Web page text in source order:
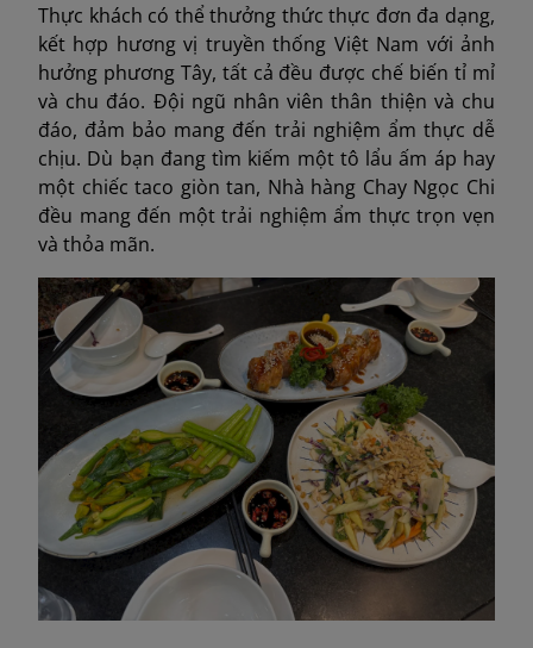
Thực khách có thể thưởng thức thực đơn đa dạng,
kết hợp hương vị truyền thống Việt Nam với ảnh
hưởng phương Tây, tất cả đều được chế biến tỉ mỉ
và chu đáo. Đội ngũ nhân viên thân thiện và chu
đáo, đảm bảo mang đến trải nghiệm ẩm thực dễ
chịu. Dù bạn đang tìm kiếm một tô lẩu ấm áp hay
một chiếc taco giòn tan, Nhà hàng Chay Ngọc Chi
đều mang đến một trải nghiệm ẩm thực trọn vẹn
và thỏa mãn.